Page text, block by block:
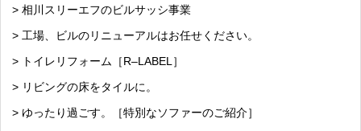
> 相川スリーエフのビルサッシ事業
> 工場、ビルのリニューアルはお任せください。
> トイレリフォーム［R–LABEL］
> リビングの床をタイルに。
> ゆったり過ごす。［特別なソファーのご紹介］